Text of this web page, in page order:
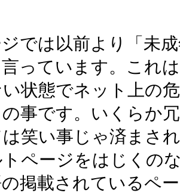
では以前より「未
言っています。これ
状態でネット上の
事です。いくらか
笑い事じゃ済まさ
ページをはじくの
掲載されているペ